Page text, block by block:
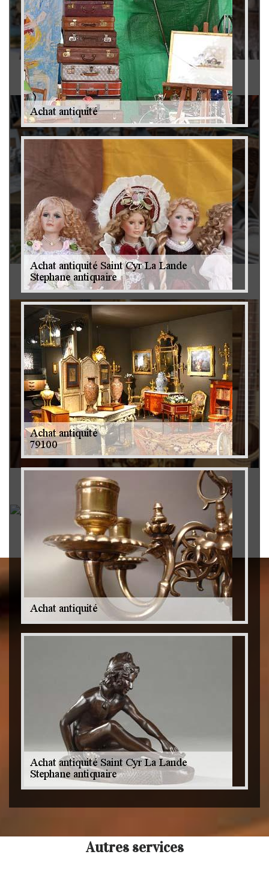
Antiquaire 79
Brocanteur 79
Rachat instrument de musique 79
Achat antiquité 79
Autres services